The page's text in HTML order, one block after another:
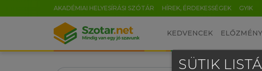
AKADÉMIAI HELYESÍRÁSI SZÓTÁR HÍREK, ÉRDEKESSÉGEK GYIK
KEDVENCEK
SÜTIK